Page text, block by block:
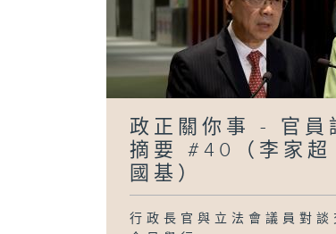
政正關你事 - 官員
摘要 #40（李家超
國基）
行政長官與立法會議員對談